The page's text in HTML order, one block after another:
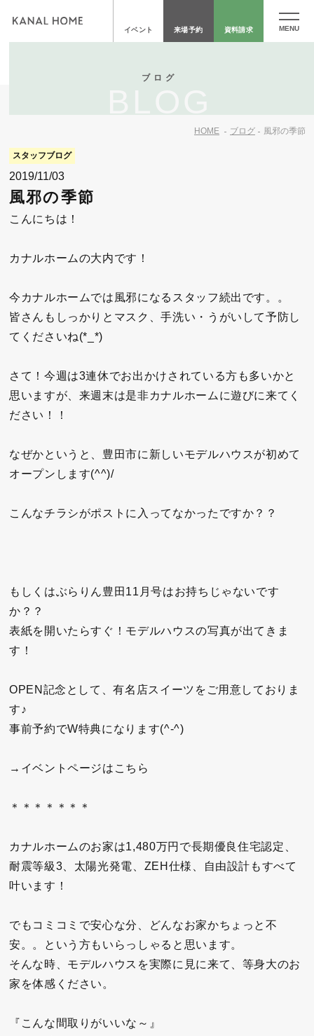
イベント 来場予約 資料請求
ブログ
HOME ブログ 風邪の季節
スタッフブログ
2019/11/03
風邪の季節
こんにちは！
カナルホームの大内です！
今カナルホームでは風邪になるスタッフ続出です。。
皆さんもしっかりとマスク、手洗い・うがいして予防し
てくださいね(*_*)
さて！今週は3連休でお出かけされている方も多いかと
思いますが、来週末は是非カナルホームに遊びに来てく
ださい！！
なぜかというと、豊田市に新しいモデルハウスが初めて
オープンします(^^)/
こんなチラシがポストに入ってなかったですか？？
もしくはぶらりん豊田11月号はお持ちじゃないです
か？？
表紙を開いたらすぐ！モデルハウスの写真が出てきま
す！
OPEN記念として、有名店スイーツをご用意しておりま
す♪
事前予約でW特典になります(^-^)
→イベントページはこちら
＊＊＊＊＊＊＊
カナルホームのお家は1,480万円で長期優良住宅認定、
耐震等級3、太陽光発電、ZEH仕様、自由設計もすべて
叶います！
でもコミコミで安心な分、どんなお家かちょっと不
安。。という方もいらっしゃると思います。
そんな時、モデルハウスを実際に見に来て、等身大のお
家を体感ください。
『こんな間取りがいいな～』